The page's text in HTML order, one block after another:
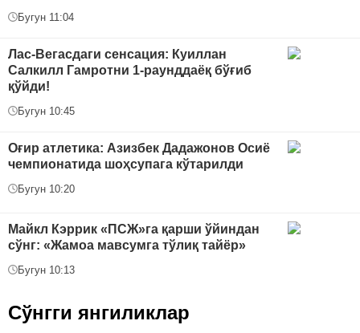
Бугун 11:04
Лас-Вегасдаги сенсация: Куиллан
Салкилл Гамротни 1-раунддаёқ бўғиб
қўйди!
Бугун 10:45
Оғир атлетика: Азизбек Дадажонов Осиё
чемпионатида шоҳсупага кўтарилди
Бугун 10:20
Майкл Кэррик «ПСЖ»га қарши ўйиндан
сўнг: «Жамоа мавсумга тўлиқ тайёр»
Бугун 10:13
Сўнгги янгиликлар